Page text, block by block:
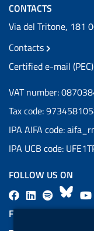
cookie
CONTACTS
Via del Tritone, 181
Contacts
Certified e-mail
VAT number:
Tax code:
IPA AIFA code:
IPA UCB code:
FOLLOW US ON
F
a
L
i
a
B
l
FEED RSS